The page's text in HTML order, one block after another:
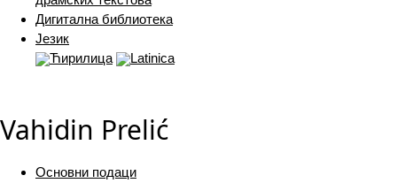
Дигитална библиотека
Језик
Ћирилица
Latinica
Vahidin Prelić
Основни подаци